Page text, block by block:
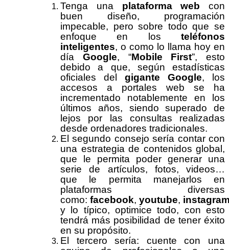
Tenga una plataforma web con
buen diseño, programación
impecable, pero sobre todo que se
enfoque en los teléfonos
inteligentes, o como lo llama hoy en
día Google, “Mobile First”, esto
debido a que, según estadísticas
oficiales del gigante Google, los
accesos a portales web se ha
incrementado notablemente en los
últimos años, siendo superado de
lejos por las consultas realizadas
desde ordenadores tradicionales.
El segundo consejo sería contar con
una estrategia de contenidos global,
que le permita poder generar una
serie de artículos, fotos, videos…
que le permita manejarlos en
plataformas diversas
como: facebook, youtube,
y lo típico, optimice todo, con esto
tendrá más posibilidad de tener éxito
en su propósito.
El tercero sería: cuente con una